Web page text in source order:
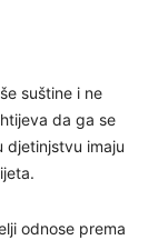
suštine i ne
da ga se
djetinjstvu imaju
odnose prema